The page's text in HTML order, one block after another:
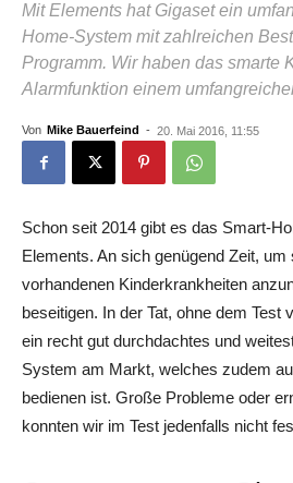
Mit Elements hat Gigaset ein
Home-System mit zahlreichen
Programm. Wir haben das smarte
Alarmfunktion einem
Von Mike Bauerfeind - 20. Mai 2016, 11:55
Schon seit 2014 gibt es das Smart-
Elements. An sich genügend Zeit,
vorhandenen Kinderkrankheiten
beseitigen. In der Tat, ohne dem Test
ein recht gut durchdachtes und
System am Markt, welches zudem
bedienen ist. Große Probleme oder
konnten wir im Test jedenfalls nicht